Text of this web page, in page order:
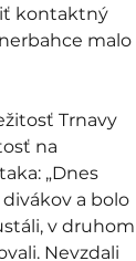
kontaktný
malo
Trnavy
na
„Dnes
a bolo
v druhom
Nevzdali